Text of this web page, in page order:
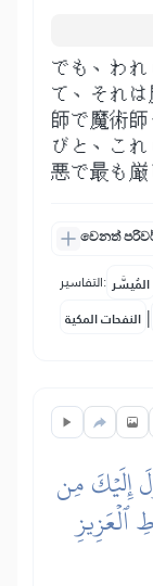
でも、わ
て、それ
師で魔術
びと、こ
悪で最も厳
වෙනත්
التفاسير: المُيسَّر
النفحات المكية |
إِلَيۡكَ مِن